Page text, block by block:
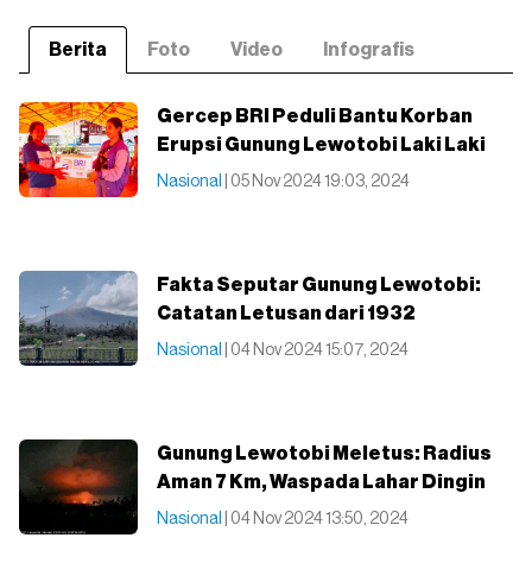
Berita Foto Video Infografis
Gercep BRI Peduli Bantu Korban
Erupsi Gunung Lewotobi Laki Laki
Nasional | 05 Nov 2024 19:03, 2024
Fakta Seputar Gunung Lewotobi:
Catatan Letusan dari 1932
Nasional | 04 Nov 2024 15:07, 2024
Gunung Lewotobi Meletus: Radius
Aman 7 Km, Waspada Lahar Dingin
Nasional | 04 Nov 2024 13:50, 2024